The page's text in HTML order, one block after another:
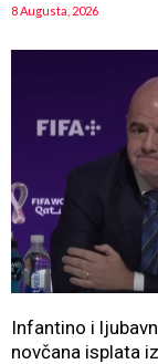
8 Augusta, 2026
Infantino i
novčana isplata